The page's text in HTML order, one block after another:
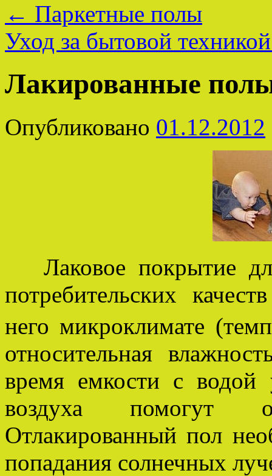
← Паркетные полы
Уход за бытовой
Лакированные
Опубликовано 01.12.2012
Лаковое покрытие
потребительских
него микроклимате
относительная
время емкости с водой
воздуха помогут
Отлакированный пол
попадания солнечных